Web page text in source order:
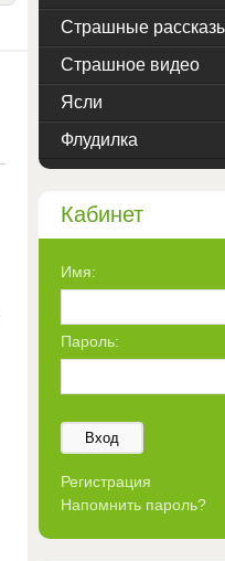
Страшные
Страшное видео
Ясли
Флудилка
Кабинет
Имя:
Пароль:
Вход
Регистрация
Напомнить пароль?